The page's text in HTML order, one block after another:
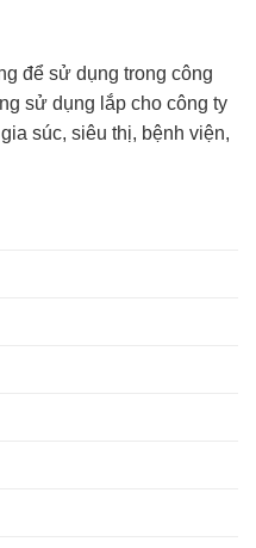
để sử dụng trong công
sử dụng lắp cho công ty
súc, siêu thị, bệnh viện,